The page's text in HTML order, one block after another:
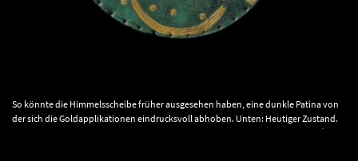
So könnte die Himmelsscheibe früher ausgesehen haben, eine dunkle Patina von
der sich die Goldapplikationen eindrucksvoll abhoben. Unten: Heutiger Zustand.
© Landesamt für Denkmalpflege und Archäologie Sachsen-Anhalt, Juraj Lipták,